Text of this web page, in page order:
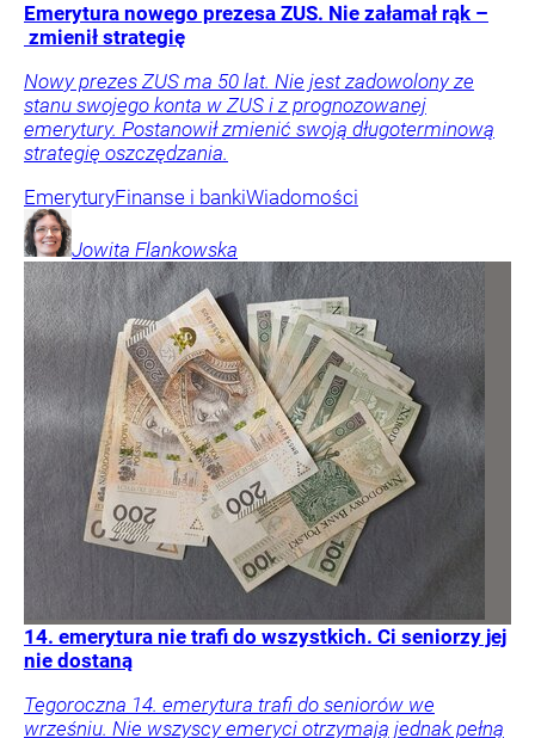
Emerytura nowego prezesa ZUS. Nie załamał rąk –
zmienił strategię
Nowy prezes ZUS ma 50 lat. Nie jest zadowolony ze
stanu swojego konta w ZUS i z prognozowanej
emerytury. Postanowił zmienić swoją długoterminową
strategię oszczędzania.
EmeryturyFinanse i bankiWiadomości
Jowita Flankowska
14. emerytura nie trafi do wszystkich. Ci seniorzy jej
nie dostaną
Tegoroczna 14. emerytura trafi do seniorów we
wrześniu. Nie wszyscy emeryci otrzymają jednak pełną